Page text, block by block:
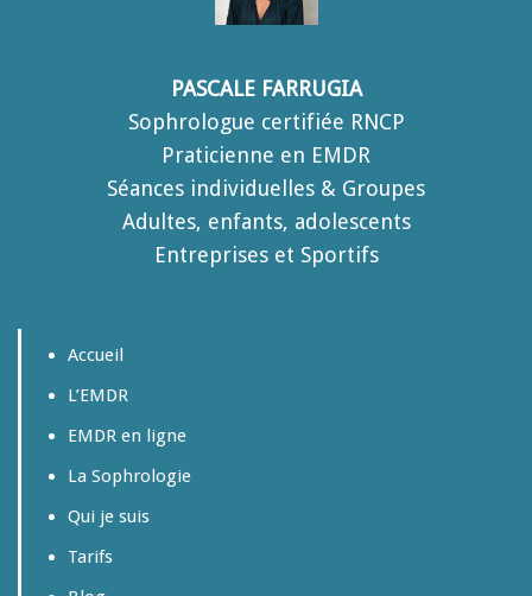
PASCALE FARRUGIA
Sophrologue certifiée RNCP
Praticienne en EMDR
Séances individuelles & Groupes
Adultes, enfants, adolescents
Entreprises et Sportifs
Accueil
L’EMDR
EMDR en ligne
La Sophrologie
Qui je suis
Tarifs